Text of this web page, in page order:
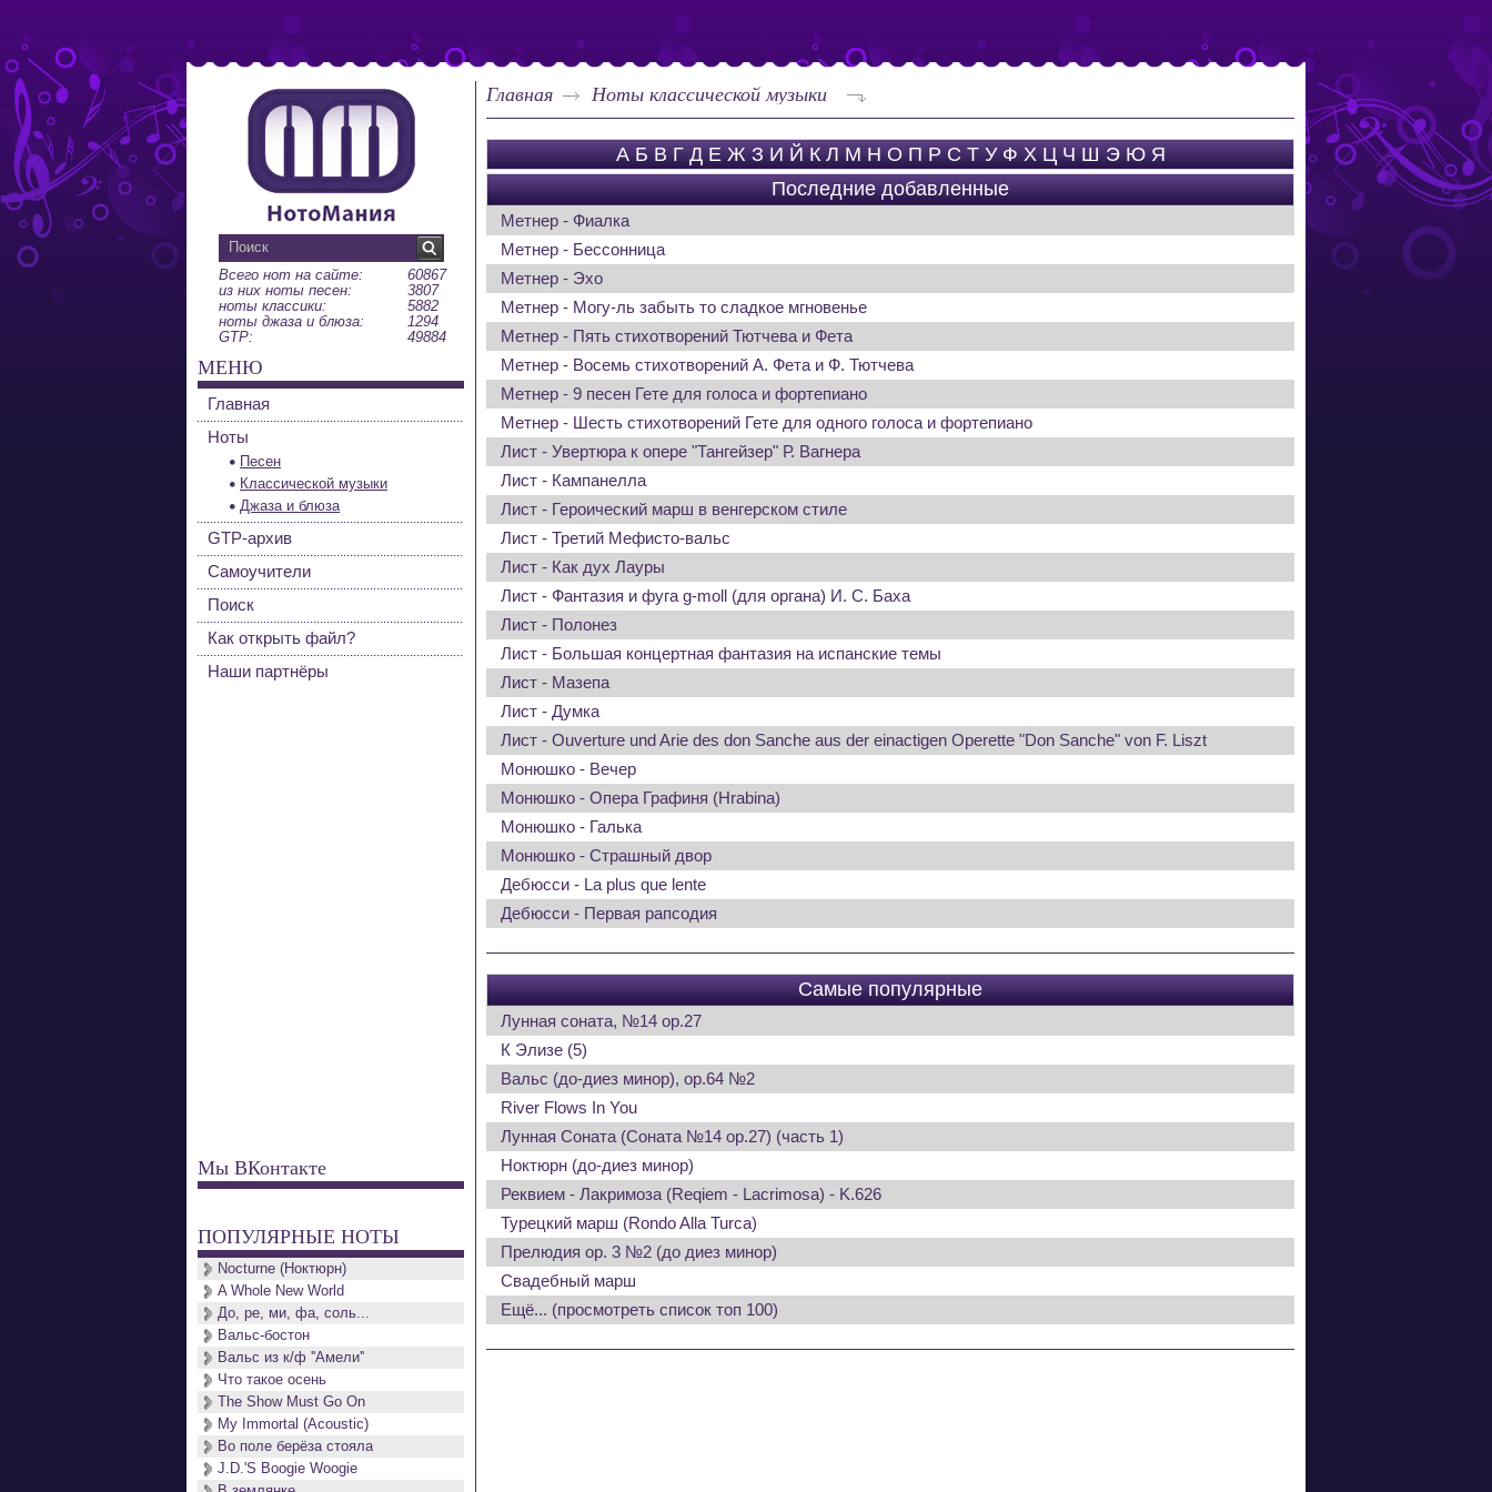
Главная Ноты классической музыки
А Б В Г Д Е Ж З И Й К Л М Н О П Р С Т У Ф Х Ц Ч Ш Э Ю Я
Последние добавленные
Метнер - Фиалка
Метнер - Бессонница
Метнер - Эхо
Метнер - Могу-ль забыть то сладкое мгновенье
Метнер - Пять стихотворений Тютчева и Фета
Метнер - Восемь стихотворений А. Фета и Ф. Тютчева
Метнер - 9 песен Гете для голоса и фортепиано
Метнер - Шесть стихотворений Гете для одного голоса и фортепиано
Лист - Увертюра к опере "Тангейзер" Р. Вагнера
Лист - Кампанелла
Лист - Героический марш в венгерском стиле
Лист - Третий Мефисто-вальс
Лист - Как дух Лауры
Лист - Фантазия и фуга g-moll (для органа) И. С. Баха
Лист - Полонез
Лист - Большая концертная фантазия на испанские темы
Лист - Мазепа
Лист - Думка
Лист - Ouverture und Arie des don Sanche aus der einactigen Operette "Don Sanche" von F. Liszt
Монюшко - Вечер
Монюшко - Опера Графиня (Hrabina)
Монюшко - Галька
Монюшко - Страшный двор
Дебюсси - La plus que lente
Дебюсси - Первая рапсодия
Самые популярные
Лунная соната, №14 op.27
К Элизе (5)
Вальс (до-диез минор), op.64 №2
River Flows In You
Лунная Соната (Соната №14 op.27) (часть 1)
Ноктюрн (до-диез минор)
Реквием - Лакримоза (Reqiem - Lacrimosa) - K.626
Турецкий марш (Rondo Alla Turca)
Прелюдия op. 3 №2 (до диез минор)
Свадебный марш
Ещё... (просмотреть список топ 100)
Всего нот на сайте:
60867
из них ноты песен:
3807
ноты классики:
5882
ноты джаза и блюза:
1294
GTP:
49884
МЕНЮ
Главная
Ноты
Песен
Классической музыки
Джаза и блюза
GTP-архив
Самоучители
Поиск
Как открыть файл?
Наши партнёры
Мы ВКонтакте
ПОПУЛЯРНЫЕ НОТЫ
Nocturne (Ноктюрн)
A Whole New World
До, ре, ми, фа, соль...
Вальс-бостон
Вальс из к/ф ''Амели''
Что такое осень
The Show Must Go On
My Immortal (Acoustic)
Во поле берёза стояла
J.D.'S Boogie Woogie